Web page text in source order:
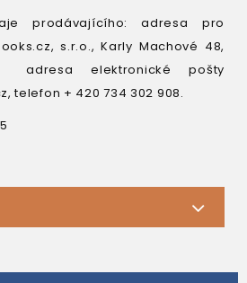
prodávajícího: adresa pro
s.r.o., Karly Machové 48,
adresa elektronické pošty
telefon + 420 734 302 908.